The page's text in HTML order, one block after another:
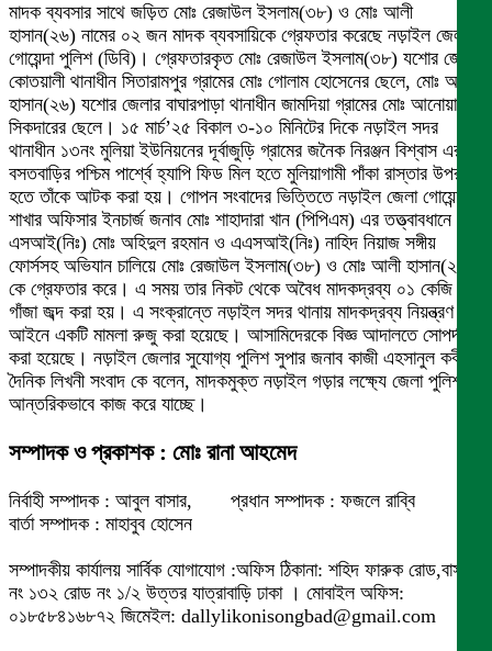
মাদক ব্যবসার সাথে জড়িত মোঃ রেজাউল ইসলাম(৩৮) ও মোঃ আলী
হাসান(২৬) নামের ০২ জন মাদক ব্যবসায়িকে গ্রেফতার করেছে নড়াইল জেলা
গোয়েন্দা পুলিশ (ডিবি)। গ্রেফতারকৃত মোঃ রেজাউল ইসলাম(৩৮) যশোর জেলার
কোতয়ালী থানাধীন সিতারামপুর গ্রামের মোঃ গোলাম হোসেনের ছেলে, মোঃ আলী
হাসান(২৬) যশোর জেলার বাঘারপাড়া থানাধীন জামদিয়া গ্রামের মোঃ আনোয়ার
সিকদারের ছেলে। ১৫ মার্চ’২৫ বিকাল ৩-১০ মিনিটের দিকে নড়াইল সদর
থানাধীন ১৩নং মুলিয়া ইউনিয়নের দূর্বাজুড়ি গ্রামের জনৈক নিরঞ্জন বিশ্বাস এর
বসতবাড়ির পশ্চিম পার্শ্বে হ্যাপি ফিড মিল হতে মুলিয়াগামী পাঁকা রাস্তার উপর
হতে তাঁকে আটক করা হয়। গোপন সংবাদের ভিত্তিতে নড়াইল জেলা গোয়েন্দা
শাখার অফিসার ইনচার্জ জনাব মোঃ শাহাদারা খান (পিপিএম) এর তত্ত্বাবধানে
এসআই(নিঃ) মোঃ অহিদুল রহমান ও এএসআই(নিঃ) নাহিদ নিয়াজ সঙ্গীয়
ফোর্সসহ অভিযান চালিয়ে মোঃ রেজাউল ইসলাম(৩৮) ও মোঃ আলী হাসান(২৬)
কে গ্রেফতার করে। এ সময় তার নিকট থেকে অবৈধ মাদকদ্রব্য ০১ কেজি
গাঁজা জব্দ করা হয়। এ সংক্রান্তে নড়াইল সদর থানায় মাদকদ্রব্য নিয়ন্ত্রণ
আইনে একটি মামলা রুজু করা হয়েছে। আসামিদেরকে বিজ্ঞ আদালতে সোপর্দ
করা হয়েছে। নড়াইল জেলার সুযোগ্য পুলিশ সুপার জনাব কাজী এহসানুল কবীর
দৈনিক লিখনী সংবাদ কে বলেন, মাদকমুক্ত নড়াইল গড়ার লক্ষ্যে জেলা পুলিশ
আন্তরিকভাবে কাজ করে যাচ্ছে।
সম্পাদক ও প্রকাশক : মোঃ রানা আহমেদ
নির্বাহী সম্পাদক : আবুল বাসার, প্রধান সম্পাদক : ফজলে রাব্বি
বার্তা সম্পাদক : মাহাবুব হোসেন
সম্পাদকীয় কার্যালয় সার্বিক যোগাযোগ :অফিস ঠিকানা: শহিদ ফারুক রোড,বাসা
নং ১৩২ রোড নং ১/২ উত্তর যাত্রাবাড়ি ঢাকা । মোবাইল অফিস:
০১৮৫৮৪১৬৮৭২ জিমেইল: dallylikonisongbad@gmail.com